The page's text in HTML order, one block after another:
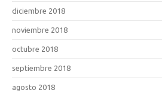
diciembre 2018
noviembre 2018
octubre 2018
septiembre 2018
agosto 2018